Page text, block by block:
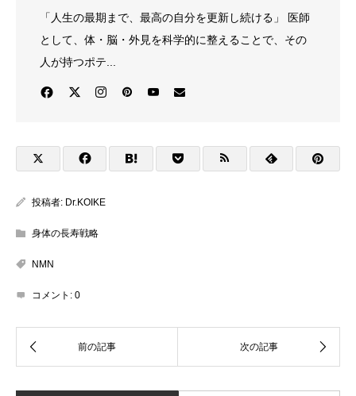
「人生の最期まで、最高の自分を更新し続ける」 医師
として、体・脳・外見を科学的に整えることで、その
人が持つポテ...
投稿者: Dr.KOIKE
身体の長寿戦略
NMN
コメント: 0